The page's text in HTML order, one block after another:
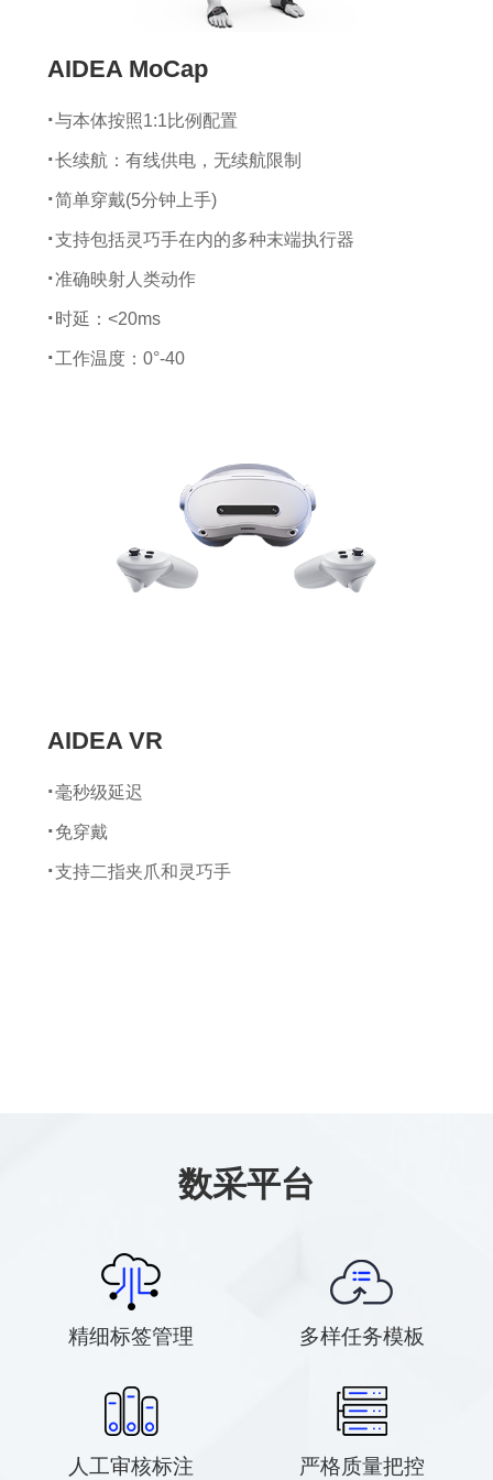
AIDEA MoCap
与本体按照1:1比例配置
长续航：有线供电，无续航限制
简单穿戴(5分钟上手)
支持包括灵巧手在内的多种末端执行器
准确映射人类动作
时延：<20ms
工作温度：0°-40
陀螺仪量程：±2000 dps
加速计量程：±8 g
最小分辨率：0.02°
静态姿态精度：Roll/Pitch 1.0°，Yaw 2
AIDEA VR
毫秒级延迟
免穿戴
支持二指夹爪和灵巧手
数采平台
精细标签管理 多样任务模板
人工审核标注 严格质量把控